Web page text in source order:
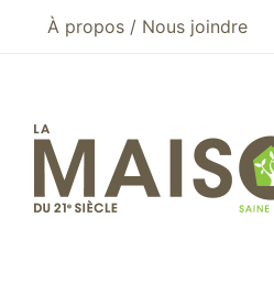
Aller au menu principal
Aller au contenu principal
À propos / Nous joindre